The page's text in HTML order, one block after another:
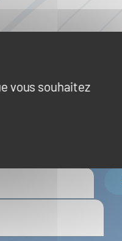
vous souhaitez
Ressources